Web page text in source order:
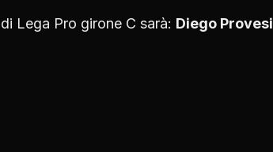
Lega Pro girone C sarà: Diego Provesi